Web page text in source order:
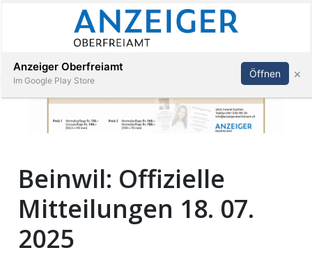
Veranstaltungen
Stellen
Abonnieren Anmelden
Beinwil: Offizielle
Mitteilungen 18. 07.
2025
Anzeiger Oberfreiamt
Im Google Play Store
Öffnen ×